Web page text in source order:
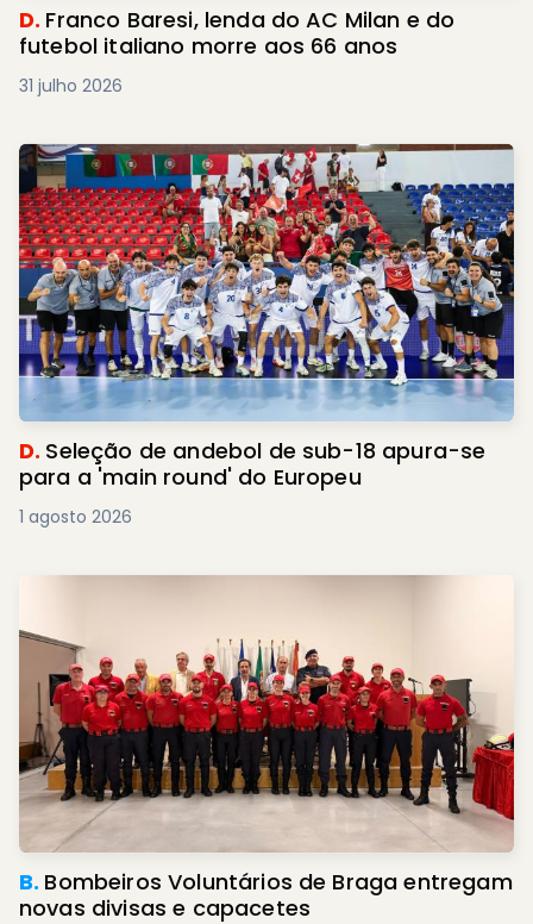
D. Franco Baresi, lenda do AC Milan e do
futebol italiano morre aos 66 anos
31 julho 2026
D. Seleção de andebol de sub-18 apura-se
para a 'main round' do Europeu
1 agosto 2026
B. Bombeiros Voluntários de Braga entregam
novas divisas e capacetes